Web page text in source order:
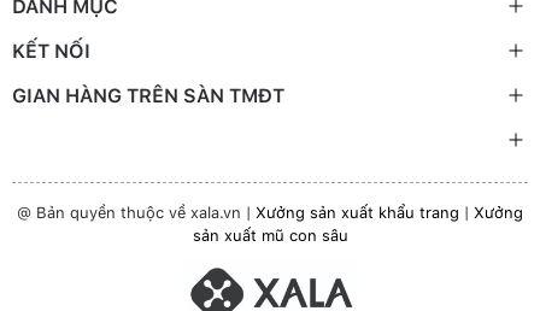
DANH MỤC
KẾT NỐI
GIAN HÀNG TRÊN SÀN TMĐT
@ Bản quyền thuộc về xala.vn | Xưởng sản xuất khẩu trang | Xưởng
sản xuất mũ con sâu